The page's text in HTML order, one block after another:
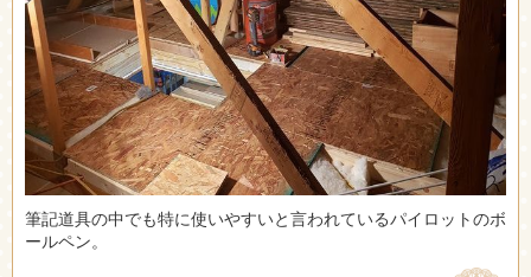
筆記道具の中でも特に使いやすいと言われているパイロットのボ
ールペン。